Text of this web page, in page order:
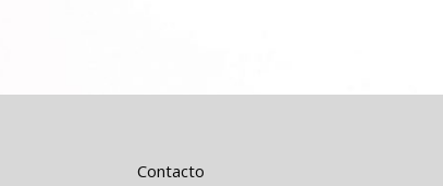
Contacto